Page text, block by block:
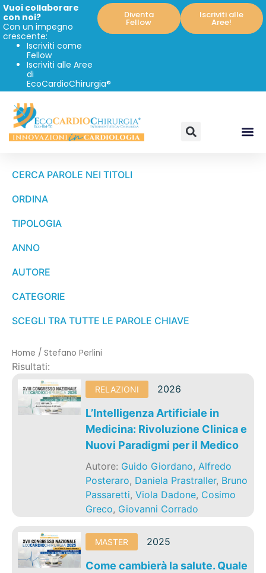
Vuoi collaborare
con noi?
Con un impegno
crescente:
Iscriviti come
Fellow
Iscriviti alle Aree
di
EcoCardioChirurgia®
Diventa
Fellow
Iscriviti alle
Aree!
CERCA PAROLE NEI TITOLI
ORDINA
TIPOLOGIA
ANNO
AUTORE
CATEGORIE
SCEGLI TRA TUTTE LE PAROLE CHIAVE
Home / Stefano Perlini
Risultati:
RELAZIONI 2026
L’Intelligenza Artificiale in
Medicina: Rivoluzione Clinica e
Nuovi Paradigmi per il Medico
Autore: Guido Giordano,Alfredo
Posteraro, Daniela Prastraller, Bruno
Passaretti,Viola Dadone, Cosimo
Greco, Giovanni Corrado
MASTER 2025
Come cambierà la salute. Quale